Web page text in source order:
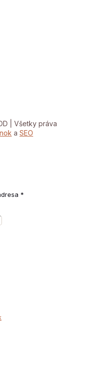
| Všetky práva
a SEO
*